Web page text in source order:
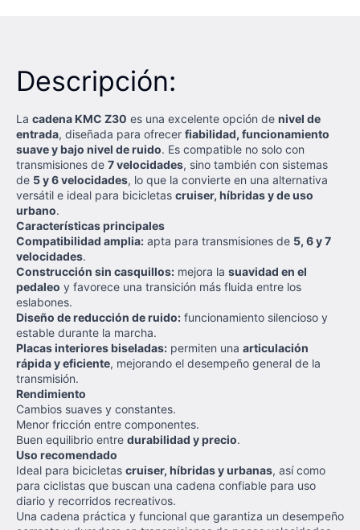
Descripción:
La cadena KMC Z30 es una excelente opción de nivel de
entrada, diseñada para ofrecer fiabilidad, funcionamiento
suave y bajo nivel de ruido. Es compatible no solo con
transmisiones de 7 velocidades, sino también con sistemas
de 5 y 6 velocidades, lo que la convierte en una alternativa
versátil e ideal para bicicletas cruiser, híbridas y de uso
urbano.
Características principales
Compatibilidad amplia: apta para transmisiones de 5, 6 y 7
velocidades.
Construcción sin casquillos: mejora la suavidad en el
pedaleo y favorece una transición más fluida entre los
eslabones.
Diseño de reducción de ruido: funcionamiento silencioso y
estable durante la marcha.
Placas interiores biseladas: permiten una articulación
rápida y eficiente, mejorando el desempeño general de la
transmisión.
Rendimiento
Cambios suaves y constantes.
Menor fricción entre componentes.
Buen equilibrio entre durabilidad y precio.
Uso recomendado
Ideal para bicicletas cruiser, híbridas y urbanas, así como
para ciclistas que buscan una cadena confiable para uso
diario y recorridos recreativos.
Una cadena práctica y funcional que garantiza un desempeño